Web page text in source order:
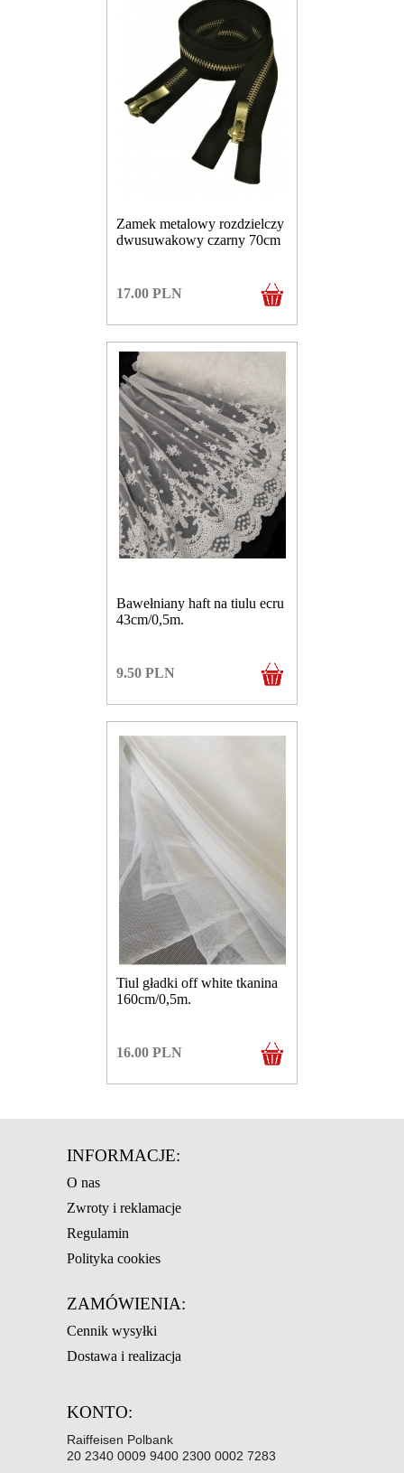
Zamek metalowy rozdzielczy
dwusuwakowy czarny 70cm
17.00 PLN
Bawełniany haft na tiulu ecru
43cm/0,5m.
9.50 PLN
Tiul gładki off white tkanina
160cm/0,5m.
16.00 PLN
INFORMACJE:
O nas
Zwroty i reklamacje
Regulamin
Polityka cookies
ZAMÓWIENIA:
Cennik wysyłki
Dostawa i realizacja
KONTO:
Raiffeisen Polbank
20 2340 0009 9400 2300 0002 7283